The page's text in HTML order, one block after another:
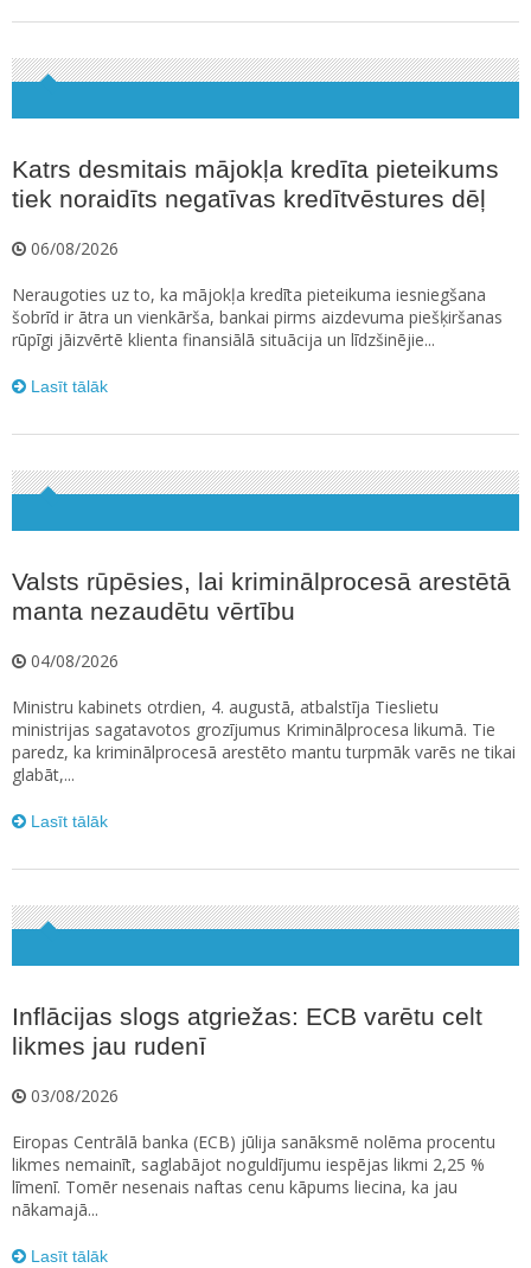
Katrs desmitais mājokļa kredīta pieteikums
tiek noraidīts negatīvas kredītvēstures dēļ
06/08/2026
Neraugoties uz to, ka mājokļa kredīta pieteikuma iesniegšana
šobrīd ir ātra un vienkārša, bankai pirms aizdevuma piešķiršanas
rūpīgi jāizvērtē klienta finansiālā situācija un līdzšinējie...
Lasīt tālāk
Valsts rūpēsies, lai kriminālprocesā arestētā
manta nezaudētu vērtību
04/08/2026
Ministru kabinets otrdien, 4. augustā, atbalstīja Tieslietu
ministrijas sagatavotos grozījumus Kriminālprocesa likumā. Tie
paredz, ka kriminālprocesā arestēto mantu turpmāk varēs ne tikai
glabāt,...
Lasīt tālāk
Inflācijas slogs atgriežas: ECB varētu celt
likmes jau rudenī
03/08/2026
Eiropas Centrālā banka (ECB) jūlija sanāksmē nolēma procentu
likmes nemainīt, saglabājot noguldījumu iespējas likmi 2,25 %
līmenī. Tomēr nesenais naftas cenu kāpums liecina, ka jau
nākamajā...
Lasīt tālāk